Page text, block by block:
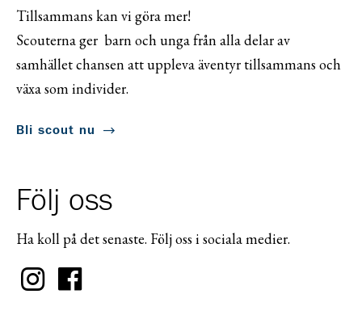
Tillsammans kan vi göra mer!
Scouterna ger barn och unga från alla delar av
samhället chansen att uppleva äventyr tillsammans och
växa som individer.
Bli scout nu
Följ oss
Ha koll på det senaste. Följ oss i sociala medier.